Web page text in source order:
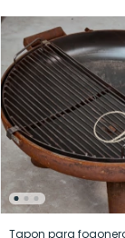
Tapon para